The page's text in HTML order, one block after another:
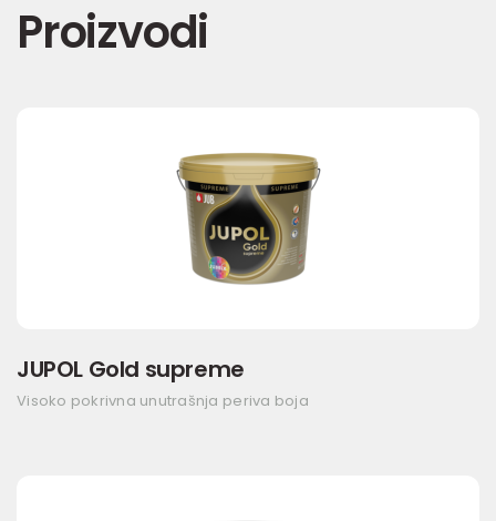
Proizvodi
JUPOL Gold supreme
Visoko pokrivna unutrašnja periva boja